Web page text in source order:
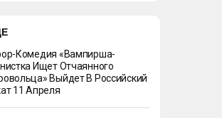
Комедия «Вампирша-
Ищет Отчаянного
Выйдет В Российский
11 Апреля